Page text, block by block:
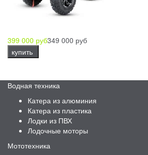
399 000 руб349 000 руб
купить
Водная техника
Катера из алюминия
Катера из пластика
Лодки из ПВХ
Лодочные моторы
Мототехника